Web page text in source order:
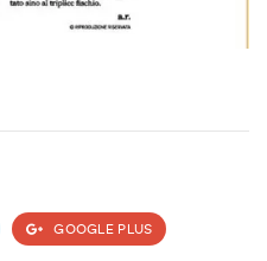
GOOGLE PLUS